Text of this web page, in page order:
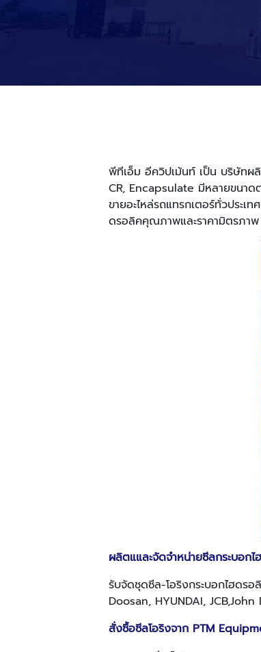
พีทีเอ็ม อีควิปเม้นท์ เป็น บริษัทผ
CR, Encapsulate มีหลายขนาด
ขายอะไหล่รถแทรกเตอร์ทั่วประ
ดรอลิคคุณภาพและราคามิตรภาพ
ผลิตแและจัดจำหน่ายซีลกระบอก
รับจัดชุดซีล-โอริงกระบอกไฮดร
Doosan, HYUNDAI,
สั่งซื้อซีลโอริงจาก PTM